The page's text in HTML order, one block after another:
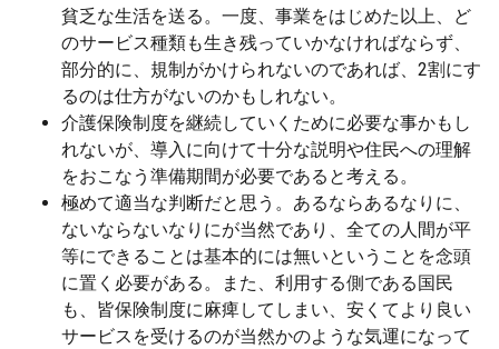
貧乏な生活を送る。一度、事業をはじめた以上、ど
のサービス種類も生き残っていかなければならず、
部分的に、規制がかけられないのであれば、2割にす
るのは仕方がないのかもしれない。
介護保険制度を継続していくために必要な事かもし
れないが、導入に向けて十分な説明や住民への理解
をおこなう準備期間が必要であると考える。
極めて適当な判断だと思う。あるならあるなりに、
ないならないなりにが当然であり、全ての人間が平
等にできることは基本的には無いということを念頭
に置く必要がある。また、利用する側である国民
も、皆保険制度に麻痺してしまい、安くてより良い
サービスを受けるのが当然かのような気運になって